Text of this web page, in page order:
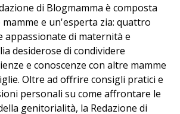
di Blogmamma è composta
mamme e un'esperta zia: quattro
appassionate di maternità e
desiderose di condividere
e conoscenze con altre mamme
Oltre ad offrire consigli pratici e
personali su come affrontare le
genitorialità, la Redazione di